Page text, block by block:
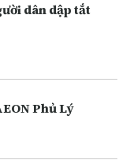
dân dập tắt
Phủ Lý